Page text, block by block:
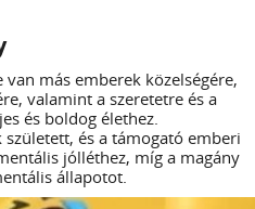
más emberek közelségére,
valamint a szeretetre és a
és boldog élethez.
és a támogató emberi
jólléthez, míg a magány
állapotot.